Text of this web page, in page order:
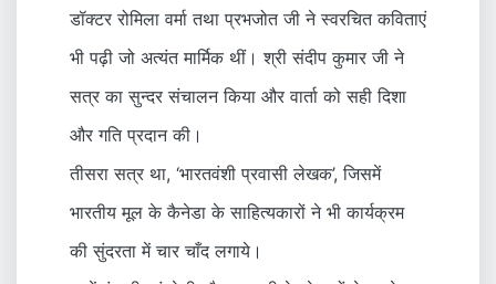
डॉक्टर रोमिला वर्मा तथा प्रभजोत जी ने स्वरचित कविताएं
भी पढ़ी जो अत्यंत मार्मिक थीं। श्री संदीप कुमार जी ने
सत्र का सुन्दर संचालन किया और वार्ता को सही दिशा
और गति प्रदान की।
तीसरा सत्र था, ‘भारतवंशी प्रवासी लेखक’, जिसमें
भारतीय मूल के कैनेडा के साहित्यकारों ने भी कार्यक्रम
की सुंदरता में चार चाँद लगाये।